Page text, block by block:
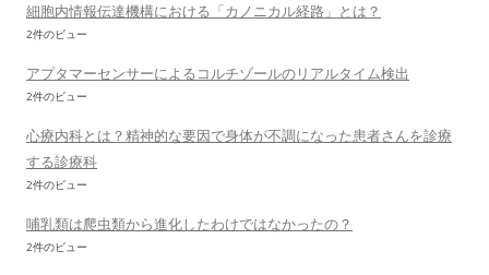
細胞内情報伝達機構における「カノニカル経路」とは？
2件のビュー
アプタマーセンサーによるコルチゾールのリアルタイム検出
2件のビュー
心療内科とは？精神的な要因で身体が不調になった患者さんを診療
する診療科
2件のビュー
哺乳類は爬虫類から進化したわけではなかったの？
2件のビュー